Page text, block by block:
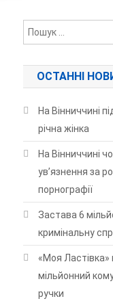
ОСТАННІ
На Вінниччині
річна жінка
На Вінниччині
ув’язнення за
порнографії
Застава 6
кримінальну
«Моя Ластівка»
мільйонний
ручки